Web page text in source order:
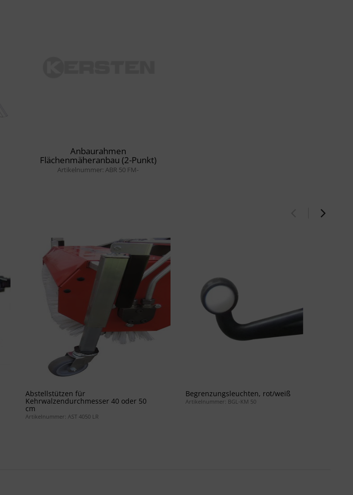
Anbaurahmen
Flächenmäheranbau (2-Punkt)
Artikelnummer: ABR 50 FM-
Abstellstützen für
Kehrwalzendurchmesser 40 oder 50
cm
Artikelnummer: AST 4050 LR
Begrenzungsleuchten, rot/weiß
Artikelnummer: BGL-KM 50